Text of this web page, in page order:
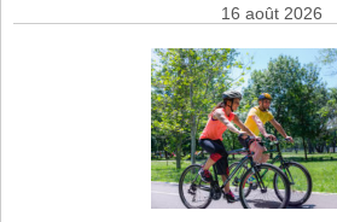
16 août 2026